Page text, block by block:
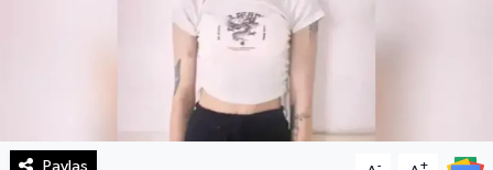
Paylaş - +
Spor